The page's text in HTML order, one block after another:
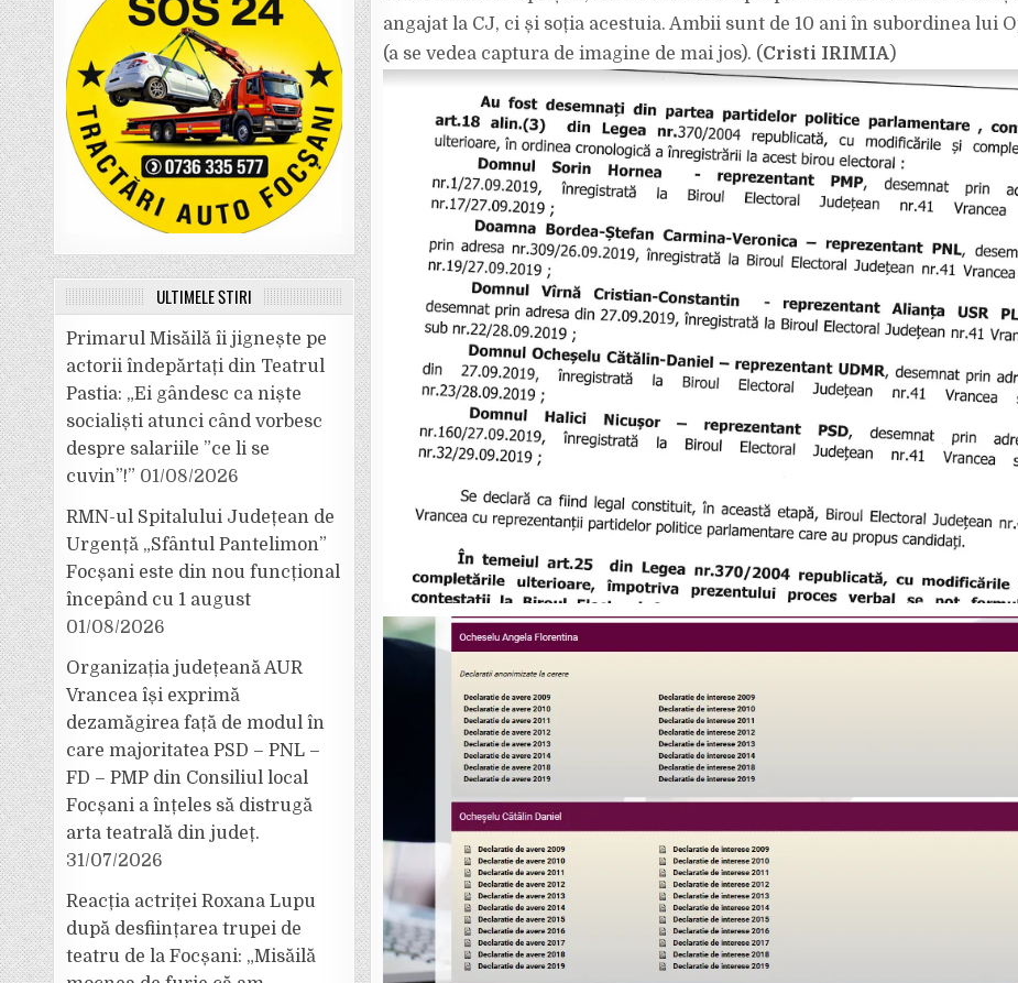
angajat la CJ, ci și soția acestuia. Ambii sunt de 10 ani în subordinea lui
(a se vedea captura de imagine de mai jos). (Cristi IRIMIA)
ULTIMELE ȘTIRI
Primarul Misăilă îi jignește pe
actorii îndepărtați din Teatrul
Pastia: „Ei gândesc ca niște
socialiști atunci când vorbesc
despre salariile ”ce li se
cuvin”!” 01/08/2026
RMN-ul Spitalului Județean de
Urgență „Sfântul Pantelimon”
Focșani este din nou funcțional
începând cu 1 august
01/08/2026
Organizația județeană AUR
Vrancea își exprimă
dezamăgirea față de modul în
care majoritatea PSD – PNL –
FD – PMP din Consiliul local
Focșani a înțeles să distrugă
arta teatrală din județ.
31/07/2026
Reacția actriței Roxana Lupu
după desființarea trupei de
teatru de la Focșani: „Misăilă